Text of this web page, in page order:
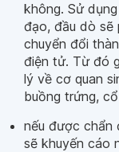
không. Sử
đạo, đầu dò sẽ
chuyển đổi
điện tử. Từ đó
lý về cơ quan
buồng trứng,
nếu được chẩn
sẽ khuyến cáo